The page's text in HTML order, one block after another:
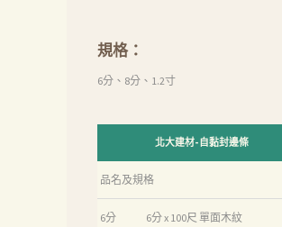
規格：
6分、8分、1.2寸
北大建材-自黏封邊條
品名及規格
6分 6分 x 100尺 單面木紋